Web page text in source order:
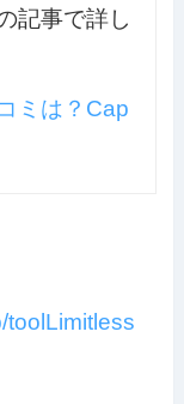
記事で詳し
ミは？Cap
toolLimitless